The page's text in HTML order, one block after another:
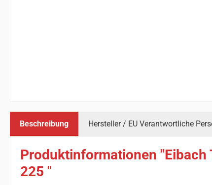
Beschreibung Hersteller / EU Verantwortliche
Produktinformationen "Eibach
225 "